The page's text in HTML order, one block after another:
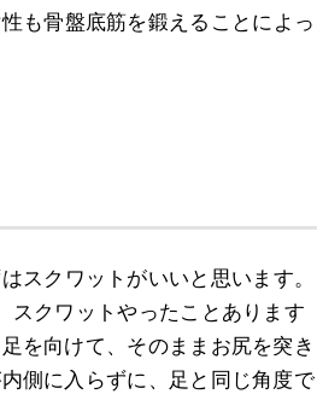
も骨盤底筋を鍛えることによっ
スクワットがいいと思います。
スクワットやったことあります
を向けて、そのままお尻を突き
側に入らずに、足と同じ角度で